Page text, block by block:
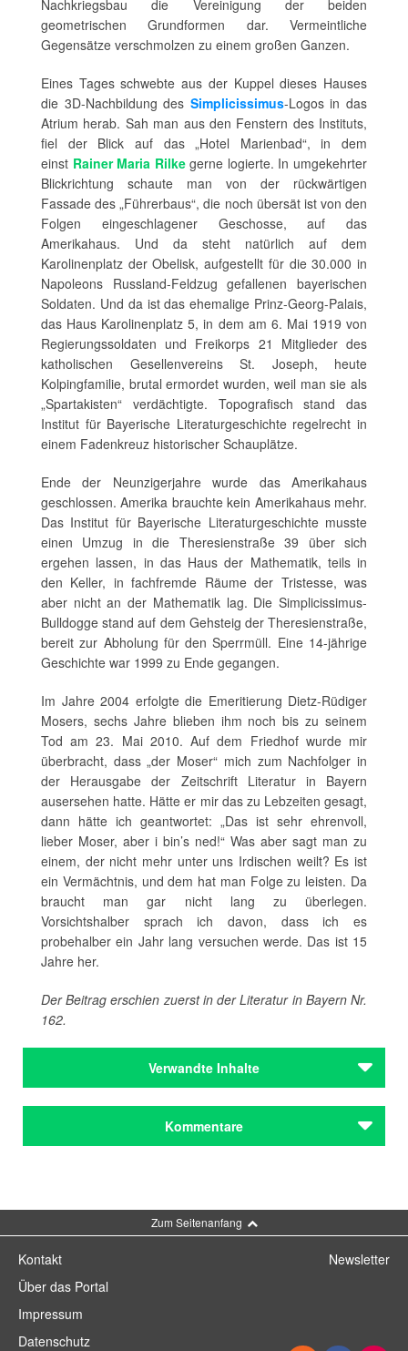
Nachkriegsbau die Vereinigung der beiden
geometrischen Grundformen dar. Vermeintliche
Gegensätze verschmolzen zu einem großen Ganzen.
Eines Tages schwebte aus der Kuppel dieses Hauses
die 3D-Nachbildung des Simplicissimus-Logos in das
Atrium herab. Sah man aus den Fenstern des Instituts,
fiel der Blick auf das „Hotel Marienbad“, in dem
einst Rainer Maria Rilkegerne logierte. In umgekehrter
Blickrichtung schaute man von der rückwärtigen
Fassade des „Führerbaus“, die noch übersät ist von den
Folgen eingeschlagener Geschosse, auf das
Amerikahaus. Und da steht natürlich auf dem
Karolinenplatz der Obelisk, aufgestellt für die 30.000 in
Napoleons Russland-Feldzug gefallenen bayerischen
Soldaten. Und da ist das ehemalige Prinz-Georg-Palais,
das Haus Karolinenplatz 5, in dem am 6. Mai 1919 von
Regierungssoldaten und Freikorps 21 Mitglieder des
katholischen Gesellenvereins St. Joseph, heute
Kolpingfamilie, brutal ermordet wurden, weil man sie als
„Spartakisten“ verdächtigte. Topografisch stand das
Institut für Bayerische Literaturgeschichte regelrecht in
einem Fadenkreuz historischer Schauplätze.
Ende der Neunzigerjahre wurde das Amerikahaus
geschlossen. Amerika brauchte kein Amerikahaus mehr.
Das Institut für Bayerische Literaturgeschichte musste
einen Umzug in die Theresienstraße 39 über sich
ergehen lassen, in das Haus der Mathematik, teils in
den Keller, in fachfremde Räume der Tristesse, was
aber nicht an der Mathematik lag. Die Simplicissimus-
Bulldogge stand auf dem Gehsteig der Theresienstraße,
bereit zur Abholung für den Sperrmüll. Eine 14-jährige
Geschichte war 1999 zu Ende gegangen.
Im Jahre 2004 erfolgte die Emeritierung Dietz-Rüdiger
Mosers, sechs Jahre blieben ihm noch bis zu seinem
Tod am 23. Mai 2010. Auf dem Friedhof wurde mir
überbracht, dass „der Moser“ mich zum Nachfolger in
der Herausgabe der Zeitschrift
Literatur in Bayern
ausersehen hatte. Hätte er mir das zu Lebzeiten gesagt,
dann hätte ich geantwortet: „Das ist sehr ehrenvoll,
lieber Moser, aber i bin’s ned!“ Was aber sagt man zu
einem, der nicht mehr unter uns Irdischen weilt? Es ist
ein Vermächtnis, und dem hat man Folge zu leisten. Da
braucht man gar nicht lang zu überlegen.
Vorsichtshalber sprach ich davon, dass ich es
probehalber ein Jahr lang versuchen werde. Das ist 15
Jahre her.
Der Beitrag erschien zuerst in der Literatur in Bayern Nr.
162.
Verwandte Inhalte
Ende, Michael
Kühn, August
Autoren
Ende, Michael
Grill, Harald
Holzheimer, Gerd
Kühn, August
Kommentare
Zum Seitenanfang
Kontakt
Über das Portal
Impressum
Datenschutz
Newsletter